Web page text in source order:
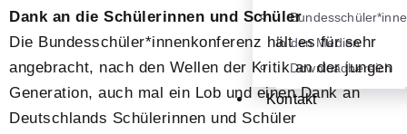
in den Medien
Downloadbereich
Kontakt
Dank an die Schülerinnen und Schüler
Die Bundesschüler*innenkonferenz hält es für sehr
angebracht, nach den Wellen der Kritik an der jungen
Generation, auch mal ein Lob und einen Dank an
Deutschlands Schülerinnen und Schüler